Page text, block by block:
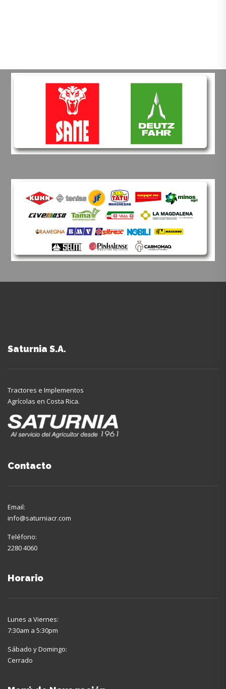
Saturnia S.A.
Tractores e Implementos
Agrícolas en Costa Rica.
Contacto
Email:
info@saturniacr.com
Teléfono:
2280 4060
Horario
Lunes a Viernes:
7:30am a 5:30pm
Sábado y Domingo:
Cerrado